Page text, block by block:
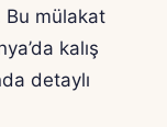
Bu mülakat
kalış
detaylı